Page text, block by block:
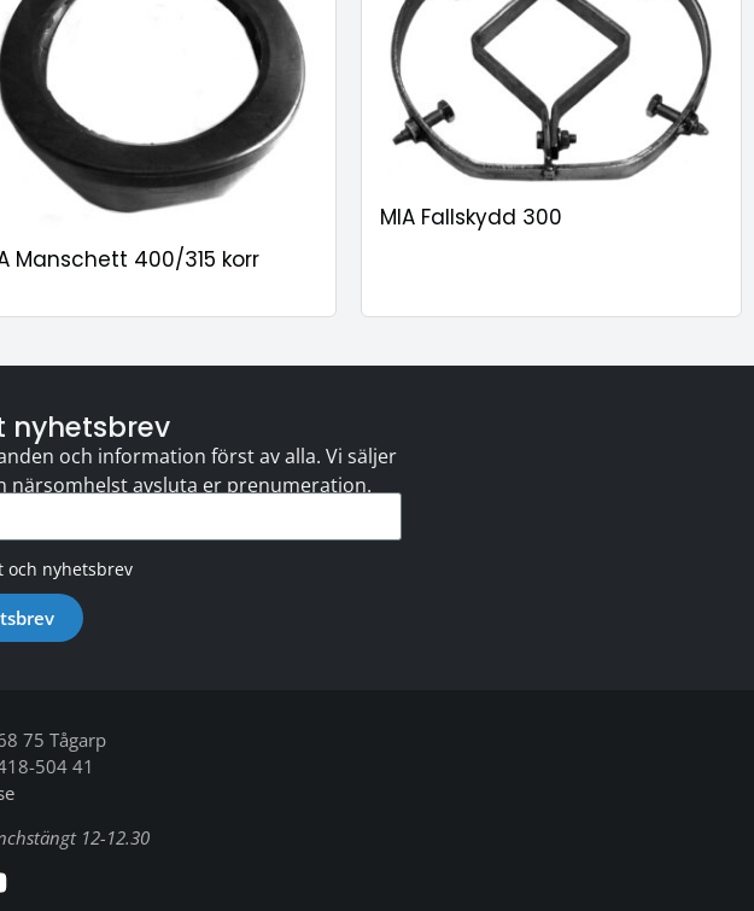
Manschett 400/315 korr
MIA Fallskydd 300
nyhetsbrev
och information först av alla. Vi säljer
närsomhelst avsluta er prenumeration.
och nyhetsbrev
75 Tågarp
504 41
12-12.30